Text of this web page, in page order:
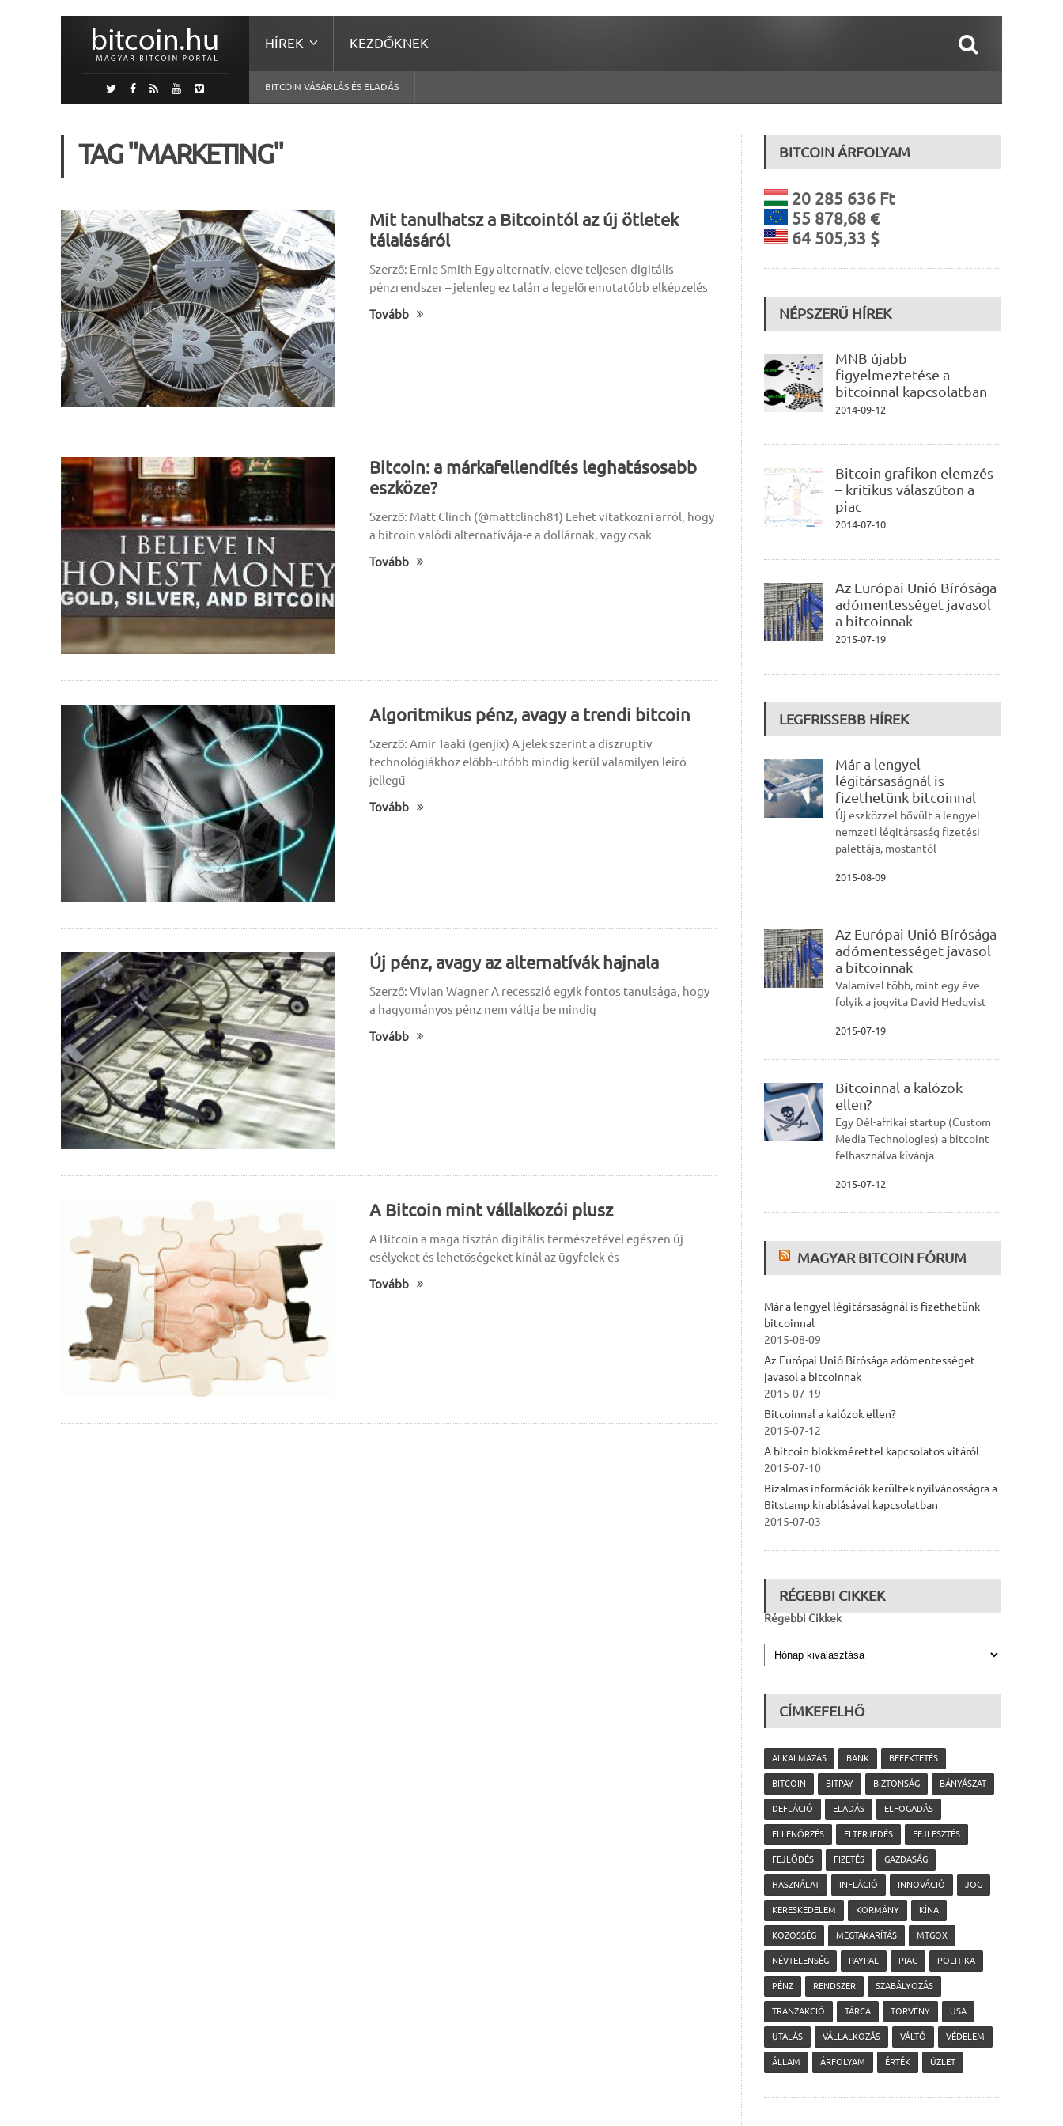
HÍREK KEZDŐKNEK
BITCOIN VÁSÁRLÁS ÉS ELADÁS
TAG "MARKETING"
Mit tanulhatsz a Bitcointól az új ötletek
tálalásáról
Szerző: Ernie Smith Egy alternatív, eleve teljesen digitális
pénzrendszer – jelenleg ez talán a legelőremutatóbb elképzelés
Tovább
Bitcoin: a márkafellendítés leghatásosabb
eszköze?
Szerző: Matt Clinch (@mattclinch81) Lehet vitatkozni arról, hogy
a bitcoin valódi alternatívája-e a dollárnak, vagy csak
Tovább
Algoritmikus pénz, avagy a trendi bitcoin
Szerző: Amir Taaki (genjix) A jelek szerint a diszruptív
technológiákhoz előbb-utóbb mindig kerül valamilyen leíró
jellegű
Tovább
Új pénz, avagy az alternatívák hajnala
Szerző: Vivian Wagner A recesszió egyik fontos tanulsága, hogy
a hagyományos pénz nem váltja be mindig
Tovább
A Bitcoin mint vállalkozói plusz
A Bitcoin a maga tisztán digitális természetével egészen új
esélyeket és lehetőségeket kínál az ügyfelek és
Tovább
BITCOIN ÁRFOLYAM
20 285 636 Ft
55 878,68 €
64 505,33 $
NÉPSZERŰ HÍREK
MNB újabb
figyelmeztetése a
bitcoinnal kapcsolatban
2014-09-12
Bitcoin grafikon elemzés
– kritikus válaszúton a
piac
2014-07-10
Az Európai Unió Bírósága
adómentességet javasol
a bitcoinnak
2015-07-19
LEGFRISSEBB HÍREK
Már a lengyel
légitársaságnál is
fizethetünk bitcoinnal
Új eszközzel bővült a lengyel
nemzeti légitársaság fizetési
palettája, mostantól
2015-08-09
Az Európai Unió Bírósága
adómentességet javasol
a bitcoinnak
Valamivel több, mint egy éve
folyik a jogvita David Hedqvist
2015-07-19
Bitcoinnal a kalózok
ellen?
Egy Dél-afrikai startup (Custom
Media Technologies) a bitcoint
felhasználva kívánja
2015-07-12
MAGYAR BITCOIN FÓRUM
Már a lengyel légitársaságnál is fizethetünk
bitcoinnal
2015-08-09
Az Európai Unió Bírósága adómentességet
javasol a bitcoinnak
2015-07-19
Bitcoinnal a kalózok ellen?
2015-07-12
A bitcoin blokkmérettel kapcsolatos vitáról
2015-07-10
Bizalmas információk kerültek nyilvánosságra a
Bitstamp kirablásával kapcsolatban
2015-07-03
RÉGEBBI CIKKEK
Régebbi Cikkek
CÍMKEFELHŐ
ALKALMAZÁS BANK BEFEKTETÉS
BITCOIN BITPAY BIZTONSÁG BÁNYÁSZAT
DEFLÁCIÓ ELADÁS ELFOGADÁS
ELLENŐRZÉS ELTERJEDÉS FEJLESZTÉS
FEJLŐDÉS FIZETÉS GAZDASÁG
HASZNÁLAT INFLÁCIÓ INNOVÁCIÓ JOG
KERESKEDELEM KORMÁNY KÍNA
KÖZÖSSÉG MEGTAKARÍTÁS MTGOX
NÉVTELENSÉG PAYPAL PIAC POLITIKA
PÉNZ RENDSZER SZABÁLYOZÁS
TRANZAKCIÓ TÁRCA TÖRVÉNY USA
UTALÁS VÁLLALKOZÁS VÁLTÓ VÉDELEM
ÁLLAM ÁRFOLYAM ÉRTÉK ÜZLET